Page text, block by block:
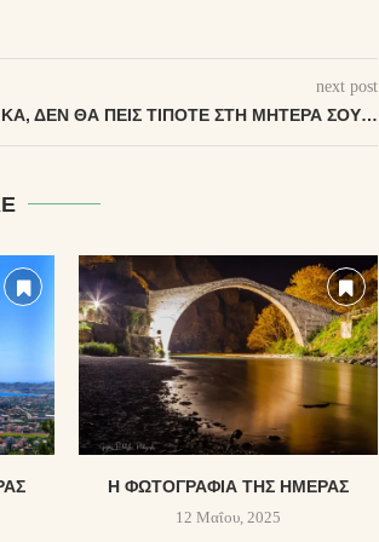
next post
ΔΕΝ ΘΑ ΠΕΙΣ ΤΊΠΟΤΕ ΣΤΗ ΜΗΤΈΡΑ ΣΟΥ…
Η ΦΩΤΟΓΡΑΦΊΑ ΤΗΣ ΗΜΈΡΑΣ
12 Μαΐου, 2025